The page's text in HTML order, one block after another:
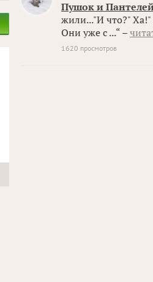
Пушок и
жили..."И что?"
Они уже с ...“ –
1620 просмотров